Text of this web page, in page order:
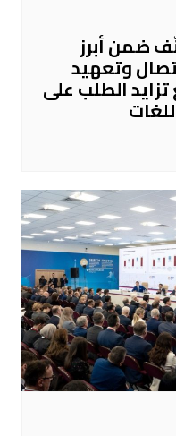
ضمن أبرز
وتعهيد
الطلب على